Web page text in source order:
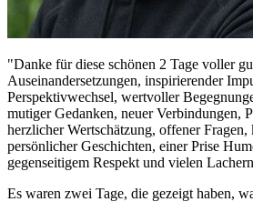
"Danke für diese schönen 2 Tage voller
Auseinandersetzungen, inspirierender
Perspektivwechsel, wertvoller
mutiger Gedanken, neuer Verbindungen,
herzlicher Wertschätzung, offener
persönlicher Geschichten, einer Prise
gegenseitigem Respekt und vielen
Es waren zwei Tage, die gezeigt haben,